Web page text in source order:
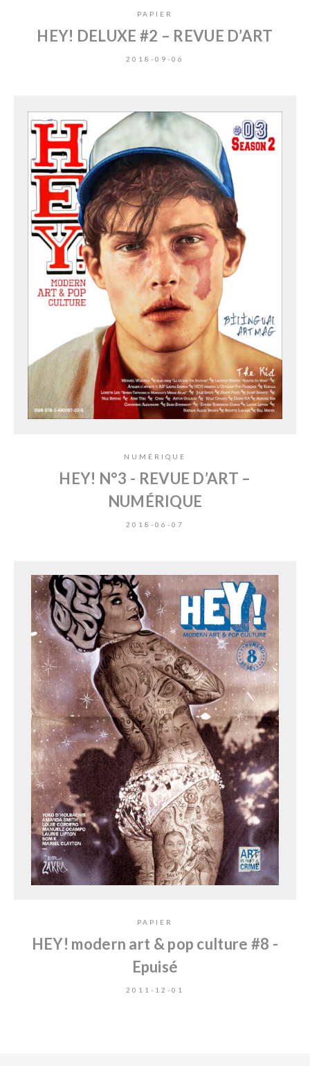
PAPIER
HEY! DELUXE #2 – REVUE D’ART
2018-09-06
NUMÉRIQUE
HEY! N°3 - REVUE D’ART –
NUMÉRIQUE
2018-06-07
PAPIER
HEY! modern art & pop culture #8 -
Epuisé
2011-12-01